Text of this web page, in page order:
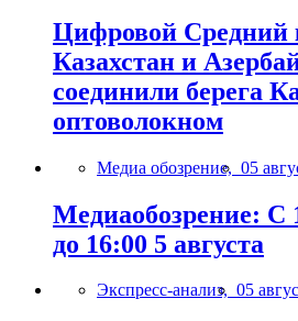
Цифровой Средний
Казахстан и
соединили берега
оптоволокном
Медиа обозрение, 05
Медиаобозрение: С
до 16:00 5 августа
Экспресс-анализ, 05